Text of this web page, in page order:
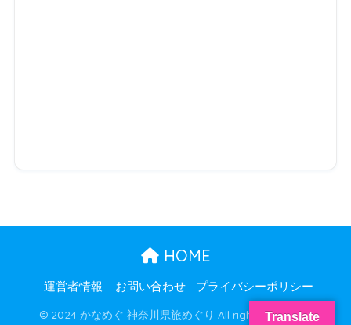
HOME
運営者情報 お問い合わせ プライバシーポリシー
© 2024 かなめぐ 神奈川県旅めぐり All rights reserved.
Translate